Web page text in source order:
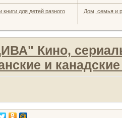
книги для детей разного
Дом, семья и
Кино,
и